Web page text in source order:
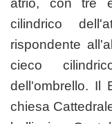
cilindrico
rispondente
cieco
dell'ombrello. Il
chiesa